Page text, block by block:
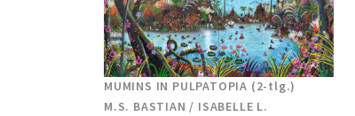
MUMINS IN PULPATOPIA (2-tlg.)
M.S. BASTIAN / ISABELLE L.